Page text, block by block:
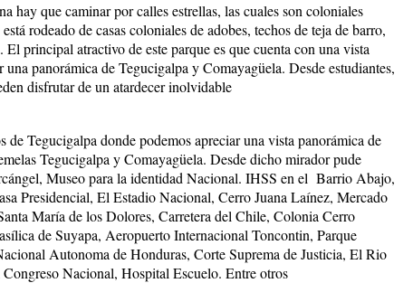
hay que caminar por calles estrellas, las cuales son coloniales
rodeado de casas coloniales de adobes, techos de teja de barro,
principal atractivo de este parque es que cuenta con una vista
panorámica de Tegucigalpa y Comayagüela. Desde estudiantes,
disfrutar de un atardecer inolvidable
de Tegucigalpa donde podemos apreciar una vista panorámica de
Tegucigalpa y Comayagüela. Desde dicho mirador pude
Museo para la identidad Nacional. IHSS en el Barrio Abajo,
Presidencial, El Estadio Nacional, Cerro Juana Laínez, Mercado
María de los Dolores, Carretera del Chile, Colonia Cerro
de Suyapa, Aeropuerto Internacional Toncontin, Parque
Autonoma de Honduras, Corte Suprema de Justicia, El Rio
Nacional, Hospital Escuelo. Entre otros